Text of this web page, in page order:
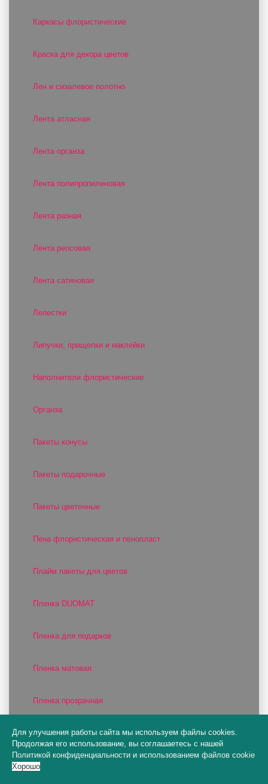
Каркасы флористические
Краска для декора цветов
Лен и сизалевое полотно
Лента атласная
Лента органза
Лента полипропиленовая
Лента разная
Лента репсовая
Лента сатиновая
Лепестки
Липучки, прищепки и наклейки
Наполнители флористические
Органза
Пакеты конусы
Пакеты подарочные
Пакеты цветочные
Пена флористическая и пенопласт
Плайм пакеты для цветов
Пленка DUOMAT
Пленка для подарков
Пленка матовая
Пленка прозрачная
Пленка фактурная
Пленка цветная
Для улучшения работы сайта мы используем файлы cookies.
Продолжая его использование, вы соглашаетесь с нашей
Политикой конфиденциальности и использованием файлов cookie
Хорошо